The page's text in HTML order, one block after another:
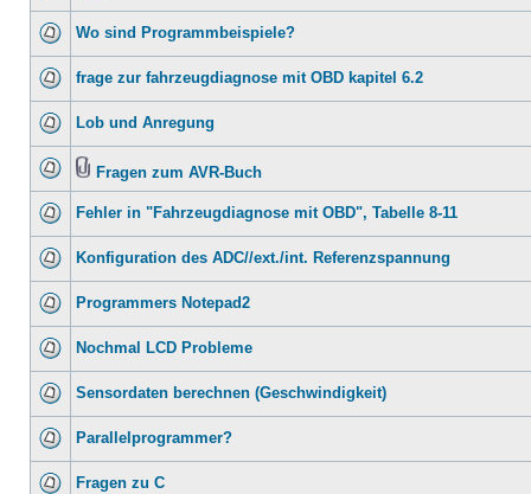
Wo sind Programmbeispiele?
frage zur fahrzeugdiagnose mit OBD kapitel 6.2
Lob und Anregung
Fragen zum AVR-Buch
Fehler in "Fahrzeugdiagnose mit OBD", Tabelle 8-11
Konfiguration des ADC//ext./int. Referenzspannung
Programmers Notepad2
Nochmal LCD Probleme
Sensordaten berechnen (Geschwindigkeit)
Parallelprogrammer?
Fragen zu C